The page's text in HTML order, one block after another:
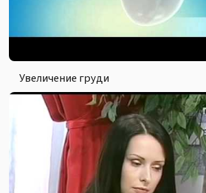
Увеличение груди